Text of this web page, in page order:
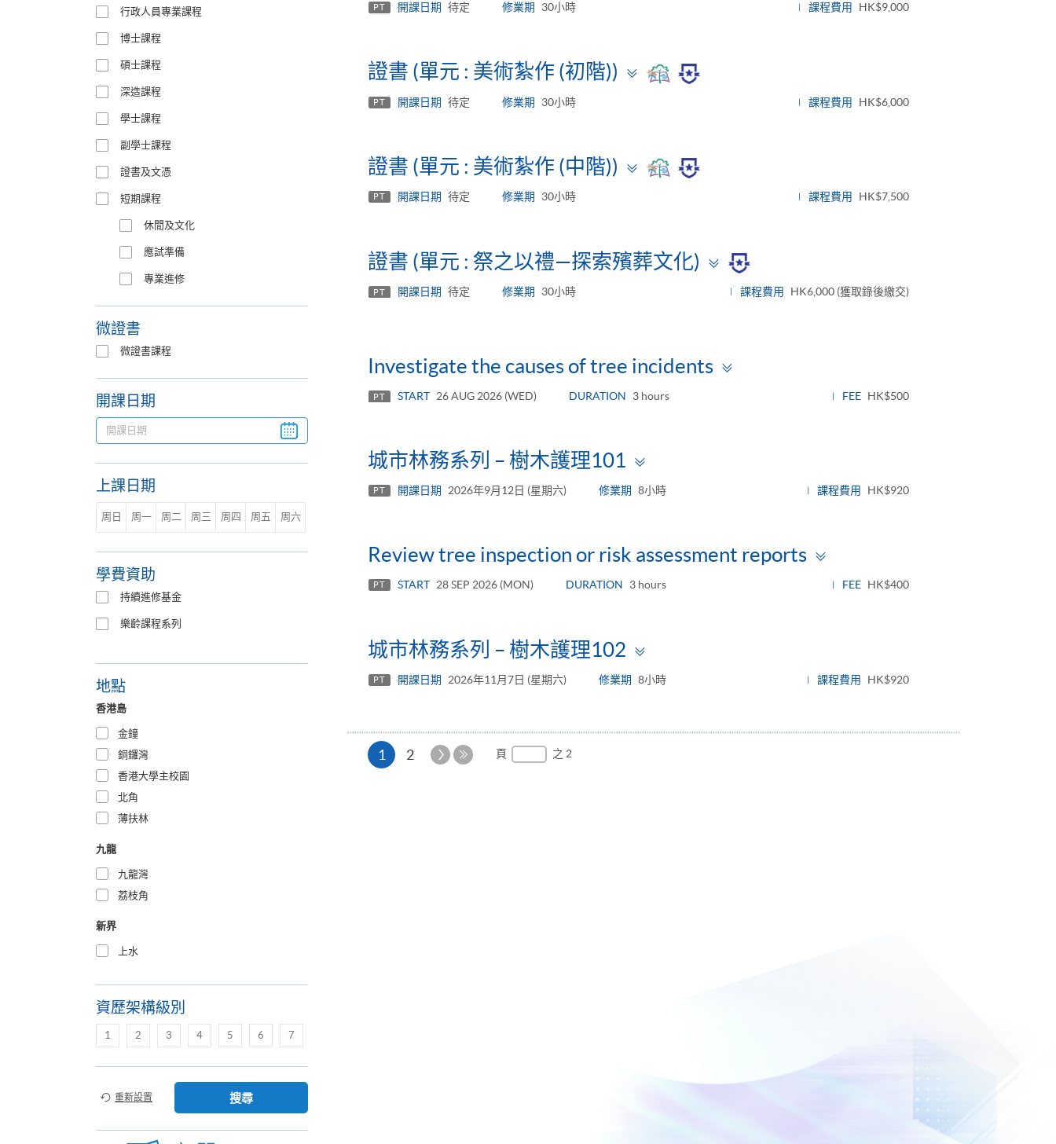
行政人員專業課程
博士課程
碩士課程
深造課程
學士課程
副學士課程
證書及文憑
短期課程
休閒及文化
應試準備
專業進修
微證書
微證書課程
開課日期
上課日期
周日 周一 周二 周三 周四 周五 周六
學費資助
持續進修基金
樂齡課程系列
地點
香港島
金鐘
銅鑼灣
香港大學主校園
北角
薄扶林
九龍
九龍灣
荔枝角
新界
上水
資歷架構級別
1 2 3 4 5 6 7
重新設置 搜尋
PT 開課日期 待定 修業期 30小時 課程費用 HK$9,000
證書 (單元 : 美術紮作 (初階))
Toggle
PT 開課日期 待定 修業期 30小時 課程費用 HK$6,000
證書 (單元 : 美術紮作 (中階))
Toggle
PT 開課日期 待定 修業期 30小時 課程費用 HK$7,500
證書 (單元 : 祭之以禮—探索殯葬文化)
Toggle
panel
PT 開課日期 待定 修業期 30小時 課程費用 HK6,000 (獲取錄後繳交)
Investigate the causes of tree incidents
PT START 26 AUG 2026 (WED) DURATION 3 hours FEE HK$500
城市林務系列 – 樹木護理101
panel
PT 開課日期 2026年9月12日 (星期六) 修業期 8小時 課程費用 HK$920
Review tree inspection or risk assessment reports
panel
PT START 28 SEP 2026 (MON) DURATION 3 hours FEE HK$400
城市林務系列 – 樹木護理102
panel
PT 開課日期 2026年11月7日 (星期六) 修業期 8小時 課程費用 HK$920
1 本
2
下
頁 之 2